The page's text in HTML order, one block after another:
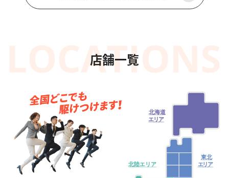
店舗一覧
東北
エリア
北陸エリア
北海道
エリア